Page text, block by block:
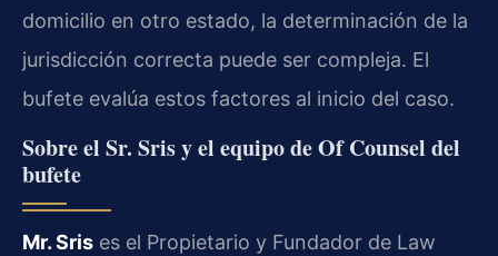
domicilio en otro estado, la determinación de la
jurisdicción correcta puede ser compleja. El
bufete evalúa estos factores al inicio del caso.
Sobre el Sr. Sris y el equipo de Of Counsel del
bufete
Mr. Sris es el Propietario y Fundador de Law